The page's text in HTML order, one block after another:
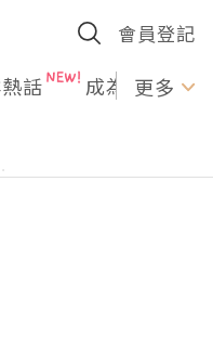
會員登記
話 成為U更多